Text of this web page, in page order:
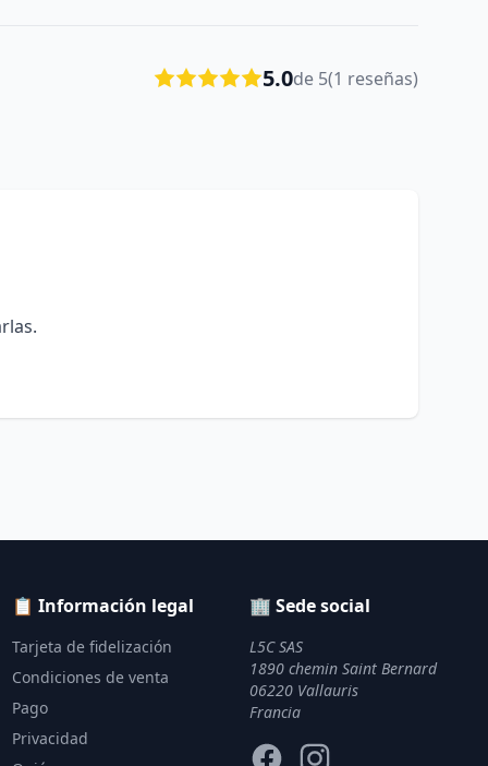
5.0de 5(1 reseñas)
📋 Información legal
Tarjeta de fidelización
Condiciones de venta
Pago
Privacidad
🏢 Sede social
L5C SAS
1890 chemin Saint Bernard
06220 Vallauris
Francia
FacebookInstagram